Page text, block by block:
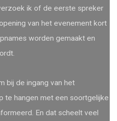
ik of de eerste spreker
van het evenement kort
worden gemaakt en
bij de ingang van het
te hangen met een soortgelijke
En dat scheelt veel